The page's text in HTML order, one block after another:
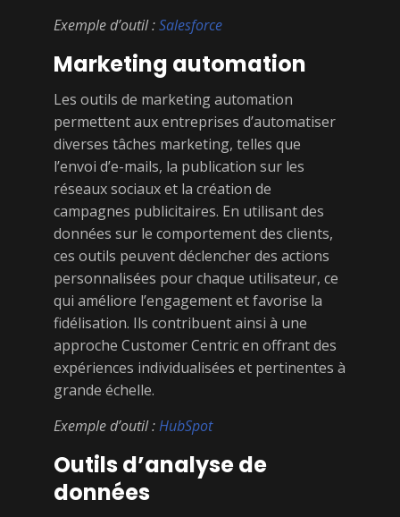
Exemple d’outil :Salesforce
Marketing automation
Les outils de marketing automation
permettent aux entreprises d’automatiser
diverses tâches marketing, telles que
l’envoi d’e-mails, la publication sur les
réseaux sociaux et la création de
campagnes publicitaires. En utilisant des
données sur le comportement des clients,
ces outils peuvent déclencher des actions
personnalisées pour chaque utilisateur, ce
qui améliore l’engagement et favorise la
fidélisation. Ils contribuent ainsi à une
approche Customer Centric en offrant des
expériences individualisées et pertinentes à
grande échelle.
Exemple d’outil :HubSpot
Outils d’analyse de
données